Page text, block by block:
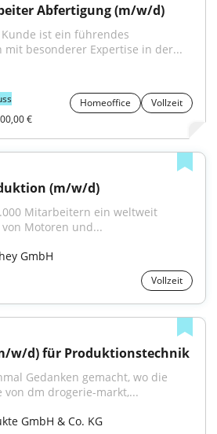
Abfertigung (m/w/d)
Kunde ist ein führendes
mit besonderer Expertise in der...
Homeoffice
Vollzeit
€
(m/w/d)
Mitarbeitern ein weltweit
Motoren und...
GmbH
Vollzeit
w/d) für Produktionstechnik
Gedanken gemacht, wo die
von dm drogerie-markt,...
GmbH & Co. KG